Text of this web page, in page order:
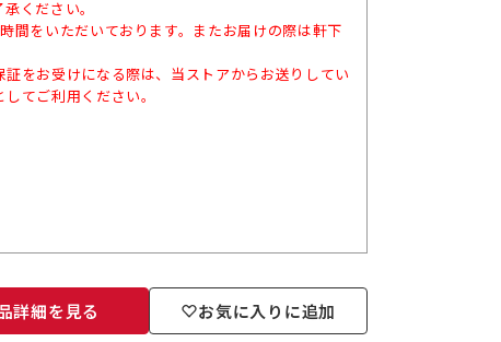
ください。
間をいただいております。またお届けの際は軒下
をお受けになる際は、当ストアからお送りしてい
てご利用ください。
詳細を見る お気に入りに追加